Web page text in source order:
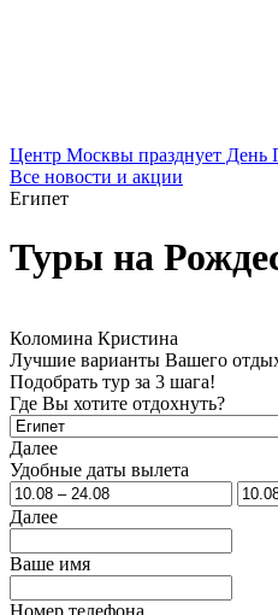
Центр Москвы празднует День
Все новости и акции
Египет
Туры на
Коломина Кристина
Лучшие варианты Вашего
Подобрать тур за 3 шага!
Где Вы хотите отдохнуть?
Далее
Удобные даты вылета
Далее
Ваше имя
Номер телефона